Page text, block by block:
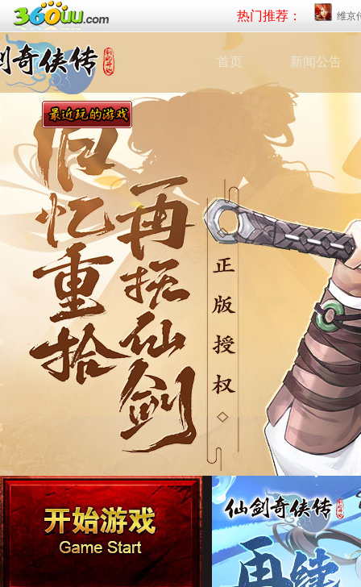
热门推荐： 维京
首页 新闻公告
仙剑奇侠传：新的开始1
仙剑奇侠传：新的开始1
仙剑奇侠传：新的开始2
仙剑奇侠传：新的开始2
仙剑奇侠传：新的开始3
仙剑奇侠传：新的开始3
仙剑奇侠传：新的开始4
仙剑奇侠传：新的开始4
仙剑奇侠传：新的开始5
仙剑奇侠传：新的开始5